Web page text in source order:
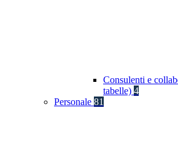
Consulenti e
tabelle) 4
Personale 81